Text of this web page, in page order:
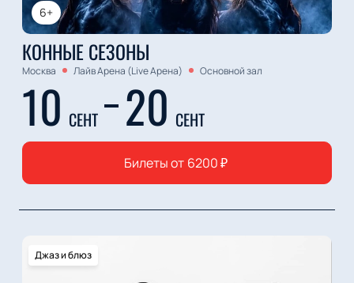
6+
КОННЫЕ СЕЗОНЫ
Москва Лайв Арена (Live Арена) Основной зал
10 СЕНТ 20 СЕНТ
Билеты от 6200₽
Джаз и блюз